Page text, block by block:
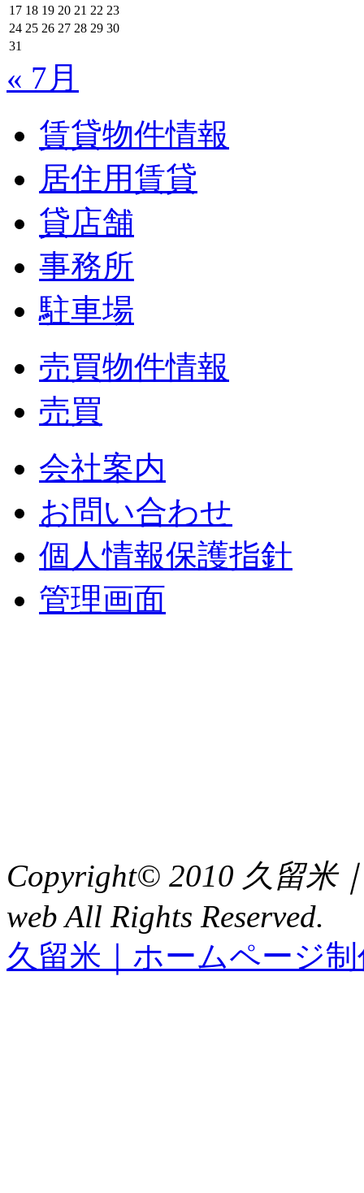
17 18 19 20 21 22 23
24 25 26 27 28 29 30
31
« 7月
賃貸物件情報
居住用賃貸
貸店舗
事務所
駐車場
売買物件情報
売買
会社案内
お問い合わせ
個人情報保護指針
管理画面
Copyright© 2010 久留米
web All Rights Reserved.
久留米｜ホームページ